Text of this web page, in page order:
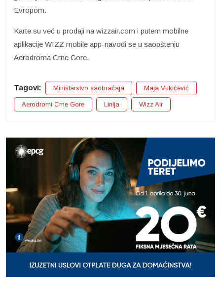
Evropom.
Karte su već u prodaji na wizzair.com i putem mobilne
aplikacije WIZZ mobile app-navodi se u saopštenju
Aerodroma Crne Gore.
Tagovi: Ministarstvo saobraćaja Maja Vukićević
Aerodromi Crne Gore Linija Wizz Air